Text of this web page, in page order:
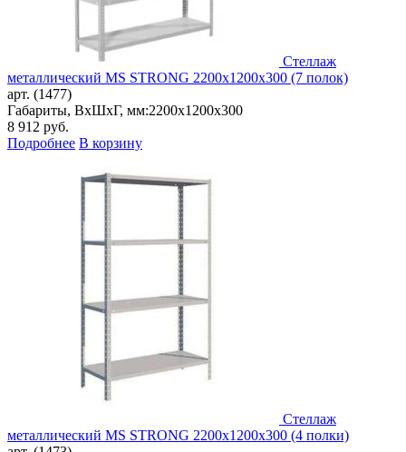
Стеллаж
металлический MS STRONG 2200x1200x300 (7 полок)
арт. (1477)
Габариты, ВxШxГ, мм:2200x1200x300
8 912 руб.
Подробнее В корзину
Стеллаж
металлический MS STRONG 2200x1200x300 (4 полки)